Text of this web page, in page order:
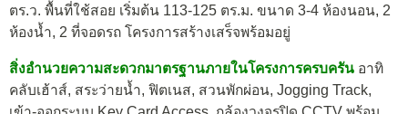
ตร.ว. พื้นที่ใช้สอย เริ่มต้น 113-125 ตร.ม. ขนาด 3-4 ห้องนอน, 2
ห้องน้ำ, 2 ที่จอดรถ โครงการสร้างเสร็จพร้อมอยู่
สิ่งอำนวยความสะดวกมาตรฐานภายในโครงการครบครัน อาทิ
คลับเฮ้าส์, สระว่ายน้ำ, ฟิตเนส, สวนพักผ่อน, Jogging Track,